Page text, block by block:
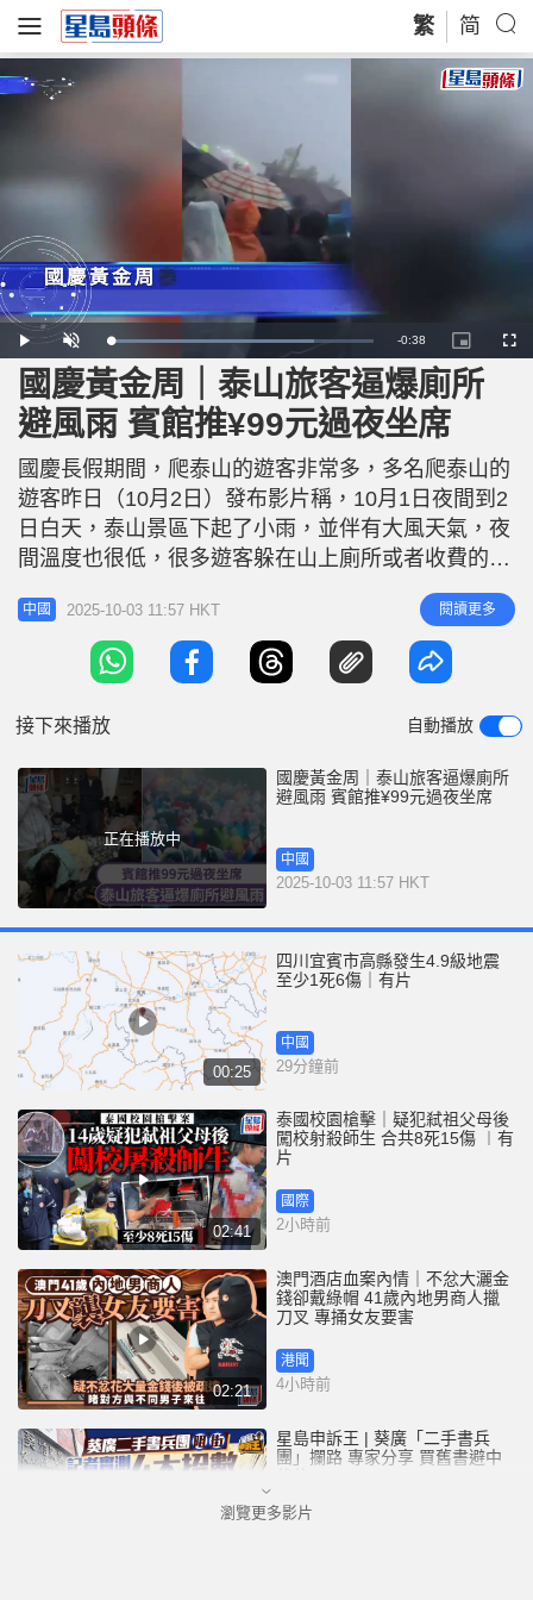
繁 简
P
l
a
y
U
n
m
u
t
e
L
o
e
d
:
7
7
9
0
R
e
i
e
-0:38
P
i
c
t
u
-
P
i
c
u
r
e
F
u
國慶黃金周｜泰山旅客逼爆廁所
避風雨 賓館推¥99元過夜坐席
國慶長假期間，爬泰山的遊客非常多，多名爬泰山的
遊客昨日（10月2日）發布影片稱，10月1日夜間到2
日白天，泰山景區下起了小雨，並伴有大風天氣，夜
間溫度也很低，很多遊客躲在山上廁所或者收費的酒
店內躲雨過夜。第二天早上，雨還在下，遊客也沒有
看到日出。 過夜坐席包一個杯麵 據極目新聞，泰山
景區工作人員10月2日表示，目前正值國慶假期，爬
泰山的人流量很大，景區從昨日夜間到今天白天一直
中國 2025-10-03 11:57 HKT 閱讀更多
接下來播放 自動播放
正在播放中
國慶黃金周｜泰山旅客逼爆廁所
避風雨 賓館推¥99元過夜坐席
中國
2025-10-03 11:57 HKT
00:25
四川宜賓市高縣發生4.9級地震
至少1死6傷｜有片
中國
29分鐘前
02:41
泰國校園槍擊｜疑犯弒祖父母後
闖校射殺師生 合共8死15傷 ︱有
片
國際
2小時前
02:21
澳門酒店血案內情｜不忿大灑金
錢卻戴綠帽 41歲內地男商人擸
刀叉 專捅女友要害
港聞
4小時前
星島申訴王 | 葵廣「二手書兵
團」攔路 專家分享 買舊書避中
港聞
瀏覽更多影片